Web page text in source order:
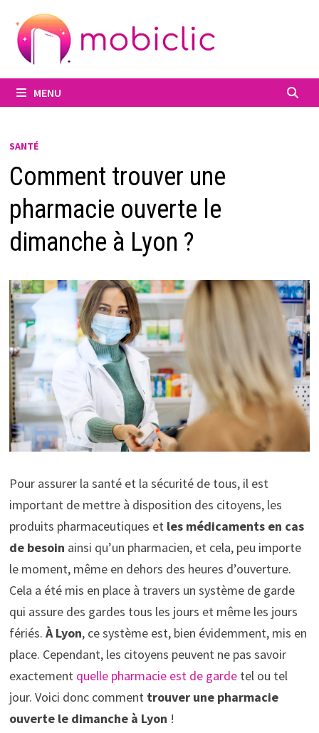
contenu
MENU
SANTÉ
Comment trouver une
pharmacie ouverte le
dimanche à Lyon ?
Pour assurer la santé et la sécurité de tous, il est
important de mettre à disposition des citoyens, les
produits pharmaceutiques et les médicaments en cas
de besoin ainsi qu’un pharmacien, et cela, peu importe
le moment, même en dehors des heures d’ouverture.
Cela a été mis en place à travers un système de garde
qui assure des gardes tous les jours et même les jours
fériés. À Lyon, ce système est, bien évidemment, mis en
place. Cependant, les citoyens peuvent ne pas savoir
exactement quelle pharmacie est de gardetel ou tel
jour. Voici donc comment trouver une pharmacie
ouverte le dimanche à Lyon !